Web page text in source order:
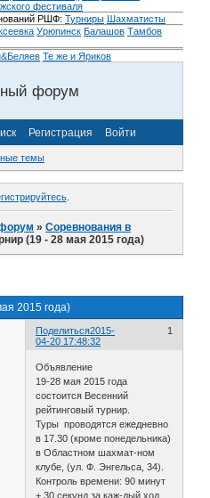
фестиваля
РШФ: Турниры Шахматисты
Урюпинск Балашов Тамбов
Те же и Яриков
форум
Регистрация Войти
темы
.
»Соревнования в
(19 - 28 мая 2015 года)
2015 года)
Поделиться 1
2015-
04-20 17:48:32
Объявление
19-28 мая 2015 года
состоится Весенний
рейтинговый турнир.
Туры проводятся ежедневно
в 17.30 (кроме понедельника)
в Областном шахмат-ном
клубе, (ул. Ф. Энгельса, 34).
Контроль времени: 90 минут
+ 30 секунд за каж-дый ход.